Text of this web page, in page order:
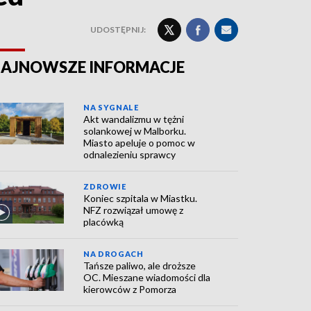
UDOSTĘPNIJ:
INFORMACJE
NA SYGNALE
Akt wandalizmu w tężni
solankowej w Malborku.
Miasto apeluje o pomoc w
odnalezieniu sprawcy
ZDROWIE
Koniec szpitala w Miastku.
NFZ rozwiązał umowę z
placówką
NA DROGACH
Tańsze paliwo, ale droższe
OC. Mieszane wiadomości dla
kierowców z Pomorza